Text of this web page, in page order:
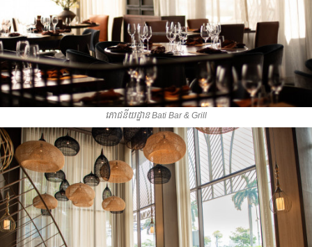
ភោជនីយដ្ឋាន Bati Bar & Grill